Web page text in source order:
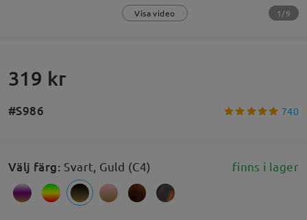
Visa video 1/9
319 kr
#S986 740
Välj färg: Svart, Guld (C4) finns i lager